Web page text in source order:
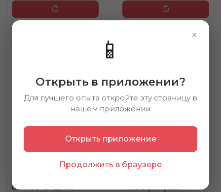
×
📱
Открыть в приложении?
Для лучшего опыта откройте эту страницу в
нашем приложении
Открыть приложение
Продолжить в браузере
MUZIGAE MANSION
CORAL STEP Lip tint
MUZIGAE MANSION